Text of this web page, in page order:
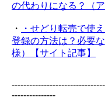
の代わりになる？（ア
・
・せどり転売で使
登録の方法は？必要
様）【サイト記事】
---------------